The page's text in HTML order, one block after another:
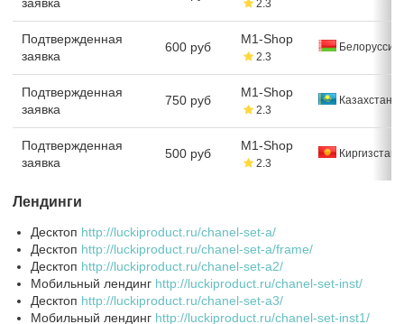
2.3
Подтвержденная
заявка
600 руб
M1-Shop
2.3
Белоруссия
Подтвержденная
заявка
750 руб
M1-Shop
2.3
Казахстан
Подтвержденная
заявка
500 руб
M1-Shop
2.3
Киргизстан
Лендинги
Десктоп http://luckiproduct.ru/chanel-set-a/
Десктоп http://luckiproduct.ru/chanel-set-a/frame/
Десктоп http://luckiproduct.ru/chanel-set-a2/
Мобильный лендинг http://luckiproduct.ru/chanel-set-inst/
Десктоп http://luckiproduct.ru/chanel-set-a3/
Мобильный лендинг http://luckiproduct.ru/chanel-set-inst1/